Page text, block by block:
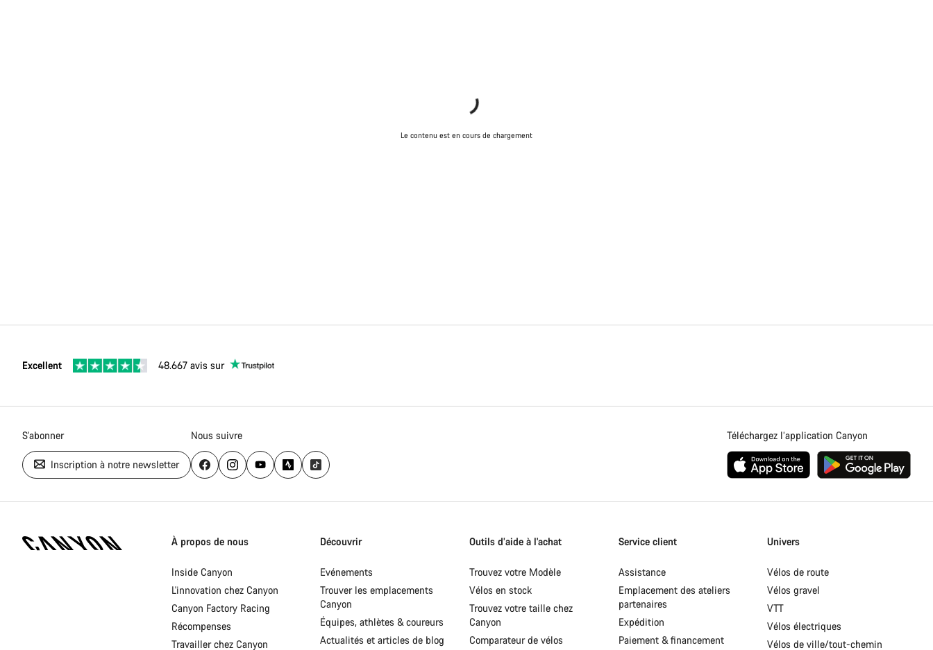
Le contenu est en cours de chargement
Excellent 48.667 avis sur
S'abonner
Inscription à notre newsletter
Nous suivre Téléchargez l’application Canyon
d'accueil
Canyon
-
Pied
de
page
Canyon
À propos de nous
Inside Canyon
L'innovation chez Canyon
Canyon Factory Racing
Récompenses
Travailler chez Canyon
Découvrir
Evénements
Trouver les emplacements
Canyon
Équipes, athlètes & coureurs
Actualités et articles de blog
Outils d’aide à l'achat
Trouvez votre Modèle
Vélos en stock
Trouvez votre taille chez
Canyon
Comparateur de vélos
Service client
Assistance
Emplacement des ateliers
partenaires
Expédition
Paiement & financement
Univers
Vélos de route
Vélos gravel
VTT
Vélos électriques
Vélos de ville/tout-chemin